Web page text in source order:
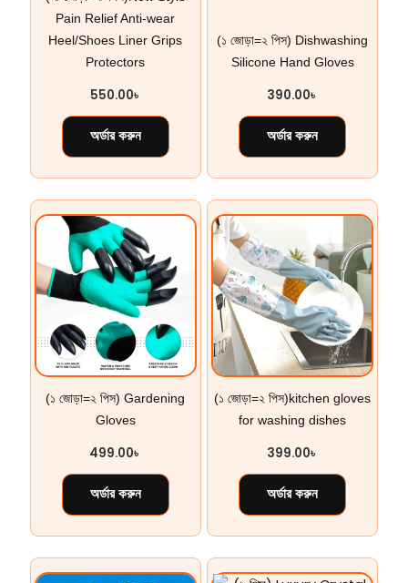
Pain Relief Anti-wear
Heel/Shoes Liner Grips
Protectors
550.00৳
অর্ডার করুন
(১ জোড়া=২ পিস) Dishwashing
Silicone Hand Gloves
390.00৳
অর্ডার করুন
(১ জোড়া=২ পিস) Gardening
Gloves
499.00৳
অর্ডার করুন
(১ জোড়া=২ পিস)kitchen gloves
for washing dishes
399.00৳
অর্ডার করুন